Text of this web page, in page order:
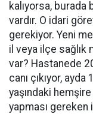
kalıyorsa, burada
vardır. O idari
gerekiyor. Yeni
il veya ilçe sağlık
var? Hastanede
canı çıkıyor,
yaşındaki
yapması gereken